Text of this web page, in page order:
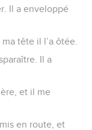
Il a enveloppé
tête il l’a ôtée.
Il a
et il me
en route, et